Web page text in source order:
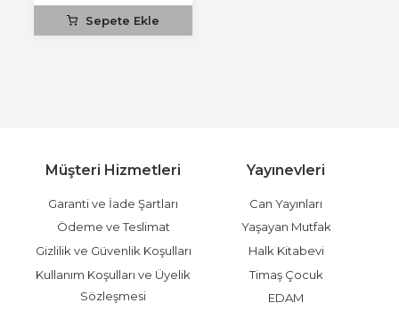
Sepete Ekle
Müşteri Hizmetleri
Garanti ve İade Şartları
Ödeme ve Teslimat
Gizlilik ve Güvenlik Koşulları
Kullanım Koşulları ve Üyelik
Sözleşmesi
Yayınevleri
Can Yayınları
Yaşayan Mutfak
Halk Kitabevi
Timaş Çocuk
EDAM